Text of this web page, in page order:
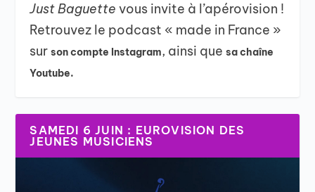
Just Baguettevous invite à l’apérovision !
Retrouvez le podcast « made in France »
surson compte Instagram, ainsi quesa chaîne
Youtube.
SAMEDI 6 JUIN : EUROVISION DES
JEUNES MUSICIENS